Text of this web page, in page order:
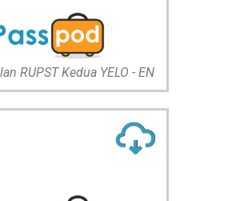
RUPST Kedua YELO - EN